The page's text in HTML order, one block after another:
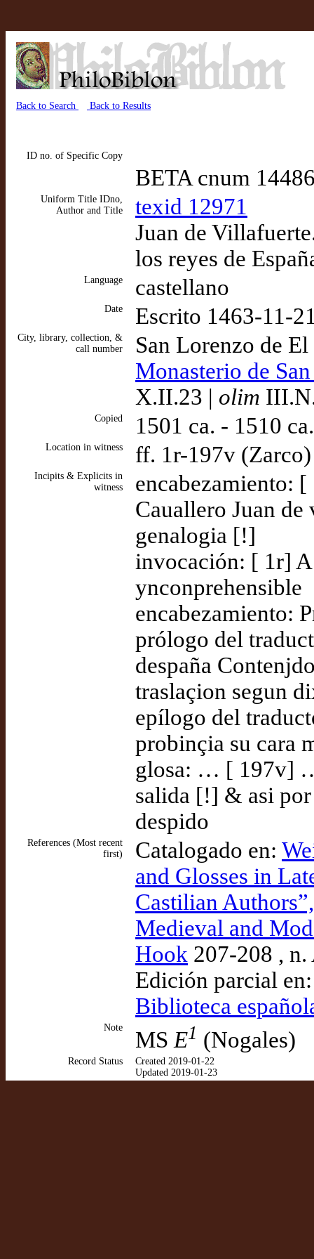
Back to Search Back to Results
ID no. of Specific Copy
BETA cnum
Uniform Title IDno,
Author and Title
texid 12971
Juan de
los reyes de
Language castellano
Date Escrito 1463-11-
City, library, collection, &
call number
San Lorenzo de
Monasterio de
X.II.23 | olim
Copied 1501 ca. - 1510
Location in witness ff. 1r-197v (Zarco)
Incipits & Explicits in
witness
encabezamiento:
Cauallero Juan
genalogia [!]
invocación: [ 1r]
ynconprehensible
encabezamiento:
prólogo del
despaña
traslaçion segun
epílogo del
probinçia su cara
glosa: … [ 197v] …
salida [!] & asi
despido
References (Most recent
first)
Catalogado en:
and Glosses in
Castilian
Medieval and
Hook 207-208 , n.
Edición parcial
Biblioteca
Note MS E1 (Nogales)
Record Status
Created 2019-01-22
Updated 2019-01-23